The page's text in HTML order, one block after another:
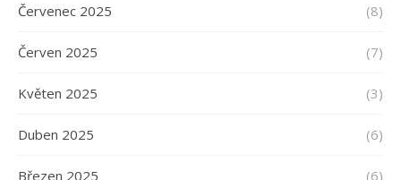
Červenec 2025 (8)
Červen 2025 (7)
Květen 2025 (3)
Duben 2025 (6)
Březen 2025 (6)